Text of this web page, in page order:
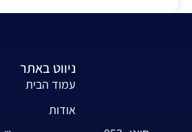
ניווט באתר
עמוד הבית
אודות